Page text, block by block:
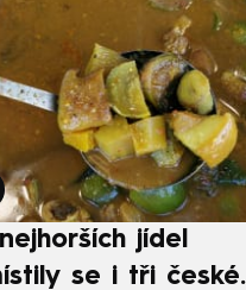
jídel
se i tři české